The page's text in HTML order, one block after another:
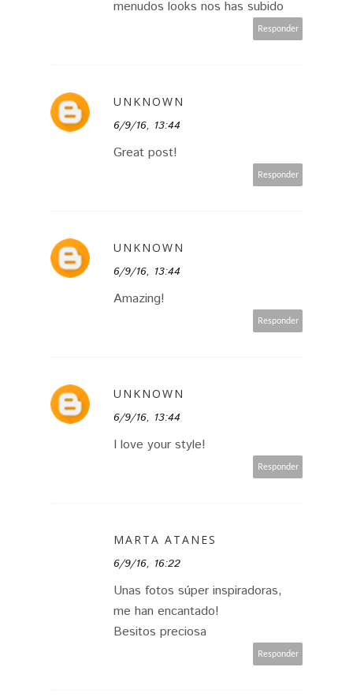
menudos looks nos has subido
Responder
UNKNOWN
6/9/16, 13:44
Great post!
Responder
UNKNOWN
6/9/16, 13:44
Amazing!
Responder
UNKNOWN
6/9/16, 13:44
I love your style!
Responder
MARTA ATANES
6/9/16, 16:22
Unas fotos súper inspiradoras,
me han encantado!
Besitos preciosa
Responder